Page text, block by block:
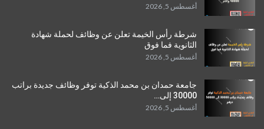
أغسطس 5, 2026
شرطة رأس الخيمة تعلن عن وظائف لحملة شهادة
الثانوية فما فوق
أغسطس 5, 2026
جامعة حمدان بن محمد الذكية توفر وظائف جديدة براتب
30000 إلى…
أغسطس 5, 2026